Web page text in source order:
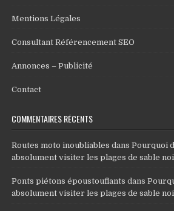
Mentions Légales
Consultant Référencement SEO
Annonces – Publicité
Contact
COMMENTAIRES RÉCENTS
Routes moto inoubliables dansPourquoi
absolument visiter les plages de sable
Ponts piétons époustouflants dans
absolument visiter les plages de sable